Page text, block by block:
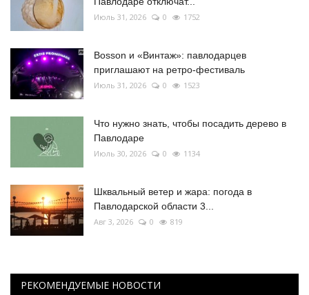
Июль 31, 2026 0 1752
Bosson и «Винтаж»: павлодарцев
приглашают на ретро-фестиваль
Июль 31, 2026 0 1523
Что нужно знать, чтобы посадить дерево в
Павлодаре
Июль 30, 2026 0 1134
Шквальный ветер и жара: погода в
Павлодарской области 3...
Авг 3, 2026 0 819
РЕКОМЕНДУЕМЫЕ НОВОСТИ